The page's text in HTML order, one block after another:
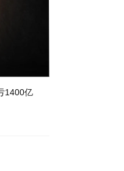
1400亿